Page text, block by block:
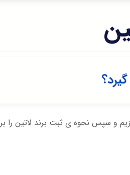
و سپس نحوه ی ثبت برند لاتین را